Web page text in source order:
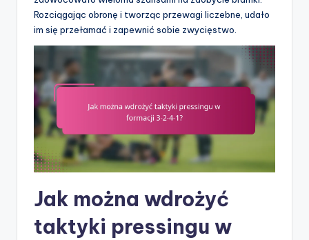
Rozciągając obronę i tworząc przewagi liczebne, udało
im się przełamać i zapewnić sobie zwycięstwo.
Jak można wdrożyć
taktyki pressingu w